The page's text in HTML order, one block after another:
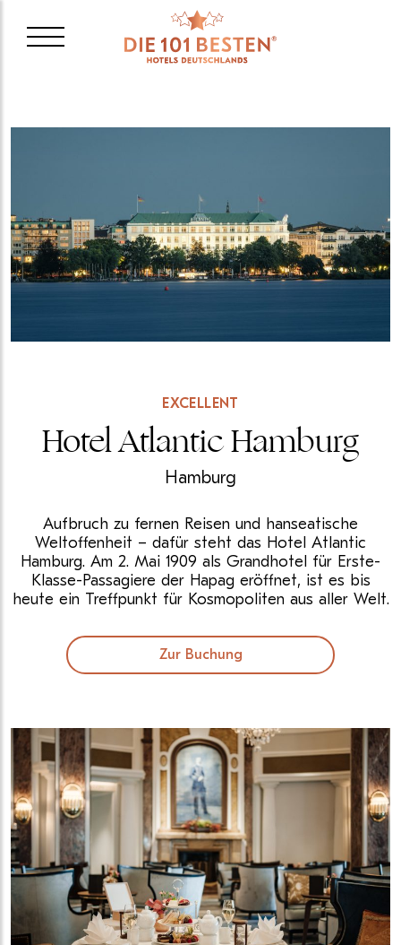
EXCELLENT
Hotel Atlantic Hamburg
Hamburg
Aufbruch zu fernen Reisen und hanseatische
Weltoffenheit – dafür steht das Hotel Atlantic
Hamburg. Am 2. Mai 1909 als Grandhotel für Erste-
Klasse-Passagiere der Hapag eröffnet, ist es bis
heute ein Treffpunkt für Kosmopoliten aus aller Welt.
Zur Buchung